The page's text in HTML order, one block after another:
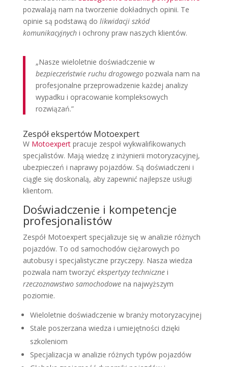
pozwalają nam na tworzenie dokładnych opinii. Te
opinie są podstawą do likwidacji szkód
komunikacyjnychi ochrony praw naszych klientów.
„Nasze wieloletnie doświadczenie w
bezpieczeństwie ruchu drogowegopozwala nam na
profesjonalne przeprowadzenie każdej analizy
wypadku i opracowanie kompleksowych
rozwiązań.”
Zespół ekspertów Motoexpert
W Motoexpertpracuje zespoł wykwalifikowanych
specjalistów. Mają wiedzę z inżynierii motoryzacyjnej,
ubezpieczeń i naprawy pojazdów. Są doświadczeni i
ciągle się doskonalą, aby zapewnić najlepsze usługi
klientom.
Doświadczenie i kompetencje
profesjonalistów
Zespół Motoexpert specjalizuje się w analizie różnych
pojazdów. To od samochodów ciężarowych po
autobusy i specjalistyczne przyczepy. Nasza wiedza
pozwala nam tworzyć ekspertyzy technicznei
rzeczoznawstwo samochodowena najwyższym
poziomie.
Wieloletnie doświadczenie w branży motoryzacyjnej
Stale poszerzana wiedza i umiejętności dzięki
szkoleniom
Specjalizacja w analizie różnych typów pojazdów